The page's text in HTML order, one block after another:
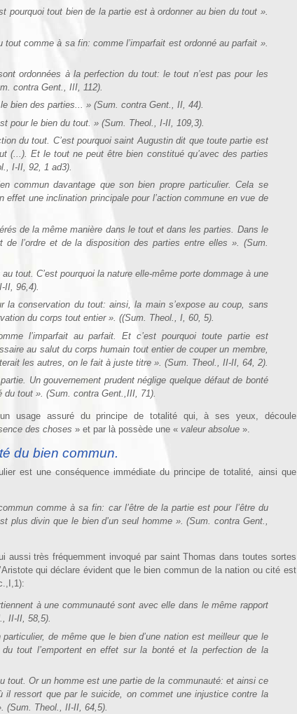
pourquoi tout bien de la partie est à ordonner au bien du tout ».
comme à sa fin: comme l’imparfait est ordonné au parfait ».
ordonnées à la perfection du tout: le tout n’est pas pour les
contra Gent., III, 112).
bien des parties... » (Sum. contra Gent., II, 44).
pour le bien du tout. » (Sum. Theol., I-II, 109,3).
du tout. C’est pourquoi saint Augustin dit que toute partie est
(...). Et le tout ne peut être bien constitué qu’avec des parties
I-II, 92, 1 ad3).
commun davantage que son bien propre particulier. Cela se
effet une inclination principale pour l’action commune en vue de
de la même manière dans le tout et dans les parties. Dans le
l’ordre et de la disposition des parties entre elles ». (Sum.
tout. C’est pourquoi la nature elle-même porte dommage à une
II, 96,4).
la conservation du tout: ainsi, la main s’expose au coup, sans
du corps tout entier ». ((Sum. Theol., I, 60, 5).
l’imparfait au parfait. Et c’est pourquoi toute partie est
au salut du corps humain tout entier de couper un membre,
les autres, on le fait à juste titre ». (Sum. Theol., II-II, 64, 2).
Un gouvernement prudent néglige quelque défaut de bonté
du tout ». (Sum. contra Gent.,III, 71).
usage assuré du principe de totalité qui, à ses yeux, découle
des choses » et par là possède une « valeur absolue ».
du bien commun.
est une conséquence immédiate du principe de totalité, ainsi que
comme à sa fin: car l’être de la partie est pour l’être du
plus divin que le bien d’un seul homme ». (Sum. contra Gent.,
aussi très fréquemment invoqué par saint Thomas dans toutes sortes
qui déclare évident que le bien commun de la nation ou cité est
à une communauté sont avec elle dans le même rapport
II-II, 58,5).
de même que le bien d’une nation est meilleur que le
tout l’emportent en effet sur la bonté et la perfection de la
tout. Or un homme est une partie de la communauté: et ainsi ce
il ressort que par le suicide, on commet une injustice contre la
(Sum. Theol., II-II, 64,5).